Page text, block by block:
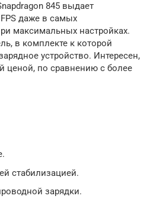
845 выдает
даже в самых
максимальных настройках.
в комплекте к которой
устройство. Интересен,
ценой, по сравнению с более
стабилизацией.
зарядки.